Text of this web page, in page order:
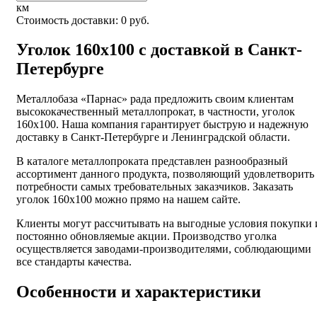
км
Стоимость доставки: 0 руб.
Уголок 160х100 с доставкой в Санкт-
Петербурге
Металлобаза «Парнас» рада предложить своим клиентам
высококачественный металлопрокат, в частности, уголок
160х100. Наша компания гарантирует быструю и надежную
доставку в Санкт-Петербурге и Ленинградской области.
В каталоге металлопроката представлен разнообразный
ассортимент данного продукта, позволяющий удовлетворить
потребности самых требовательных заказчиков. Заказать
уголок 160х100 можно прямо на нашем сайте.
Клиенты могут рассчитывать на выгодные условия покупки
постоянно обновляемые акции. Производство уголка
осуществляется заводами-производителями, соблюдающими
все стандарты качества.
Особенности и характеристики